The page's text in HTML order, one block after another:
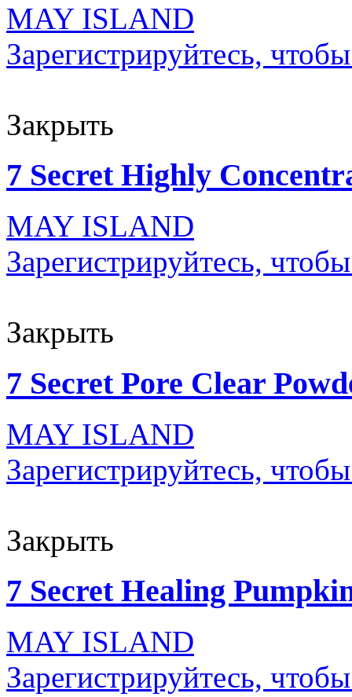
MAY ISLAND
Зарегистрируйтесь,
Закрыть
7 Secret Highly
MAY ISLAND
Зарегистрируйтесь,
Закрыть
7 Secret Pore Clear
MAY ISLAND
Зарегистрируйтесь,
Закрыть
7 Secret Healing
MAY ISLAND
Зарегистрируйтесь,